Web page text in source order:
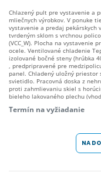
Chlazený pult pre vystavenie a
mliečnych výrobkov. V ponuke
vystavenie a predaj pekárskych
tvrdeným sklom s vrchnou
(VCC_W). Plocha na vystavenie
ocele. Ventilované chladenie
izolované bočné steny (hrúbka
, predpripravené pre
panel. Chladený uložný priestor
svietidlo. Pracovná doska z
proti zahmlievaniu skiel s
bieleho lakovaného plechu
bez freónov (hustota 40 kg / m³)
vyrobené z bieleho dodatočne
plechu (netoxické, vhodné na
odparovacia miska na vodu s
Rozmrazovanie mimo cyklu.
+5°C (Testovacie údaje:
Dostupné verzie: Rohový modul
Termín na vyžiadanie
NA